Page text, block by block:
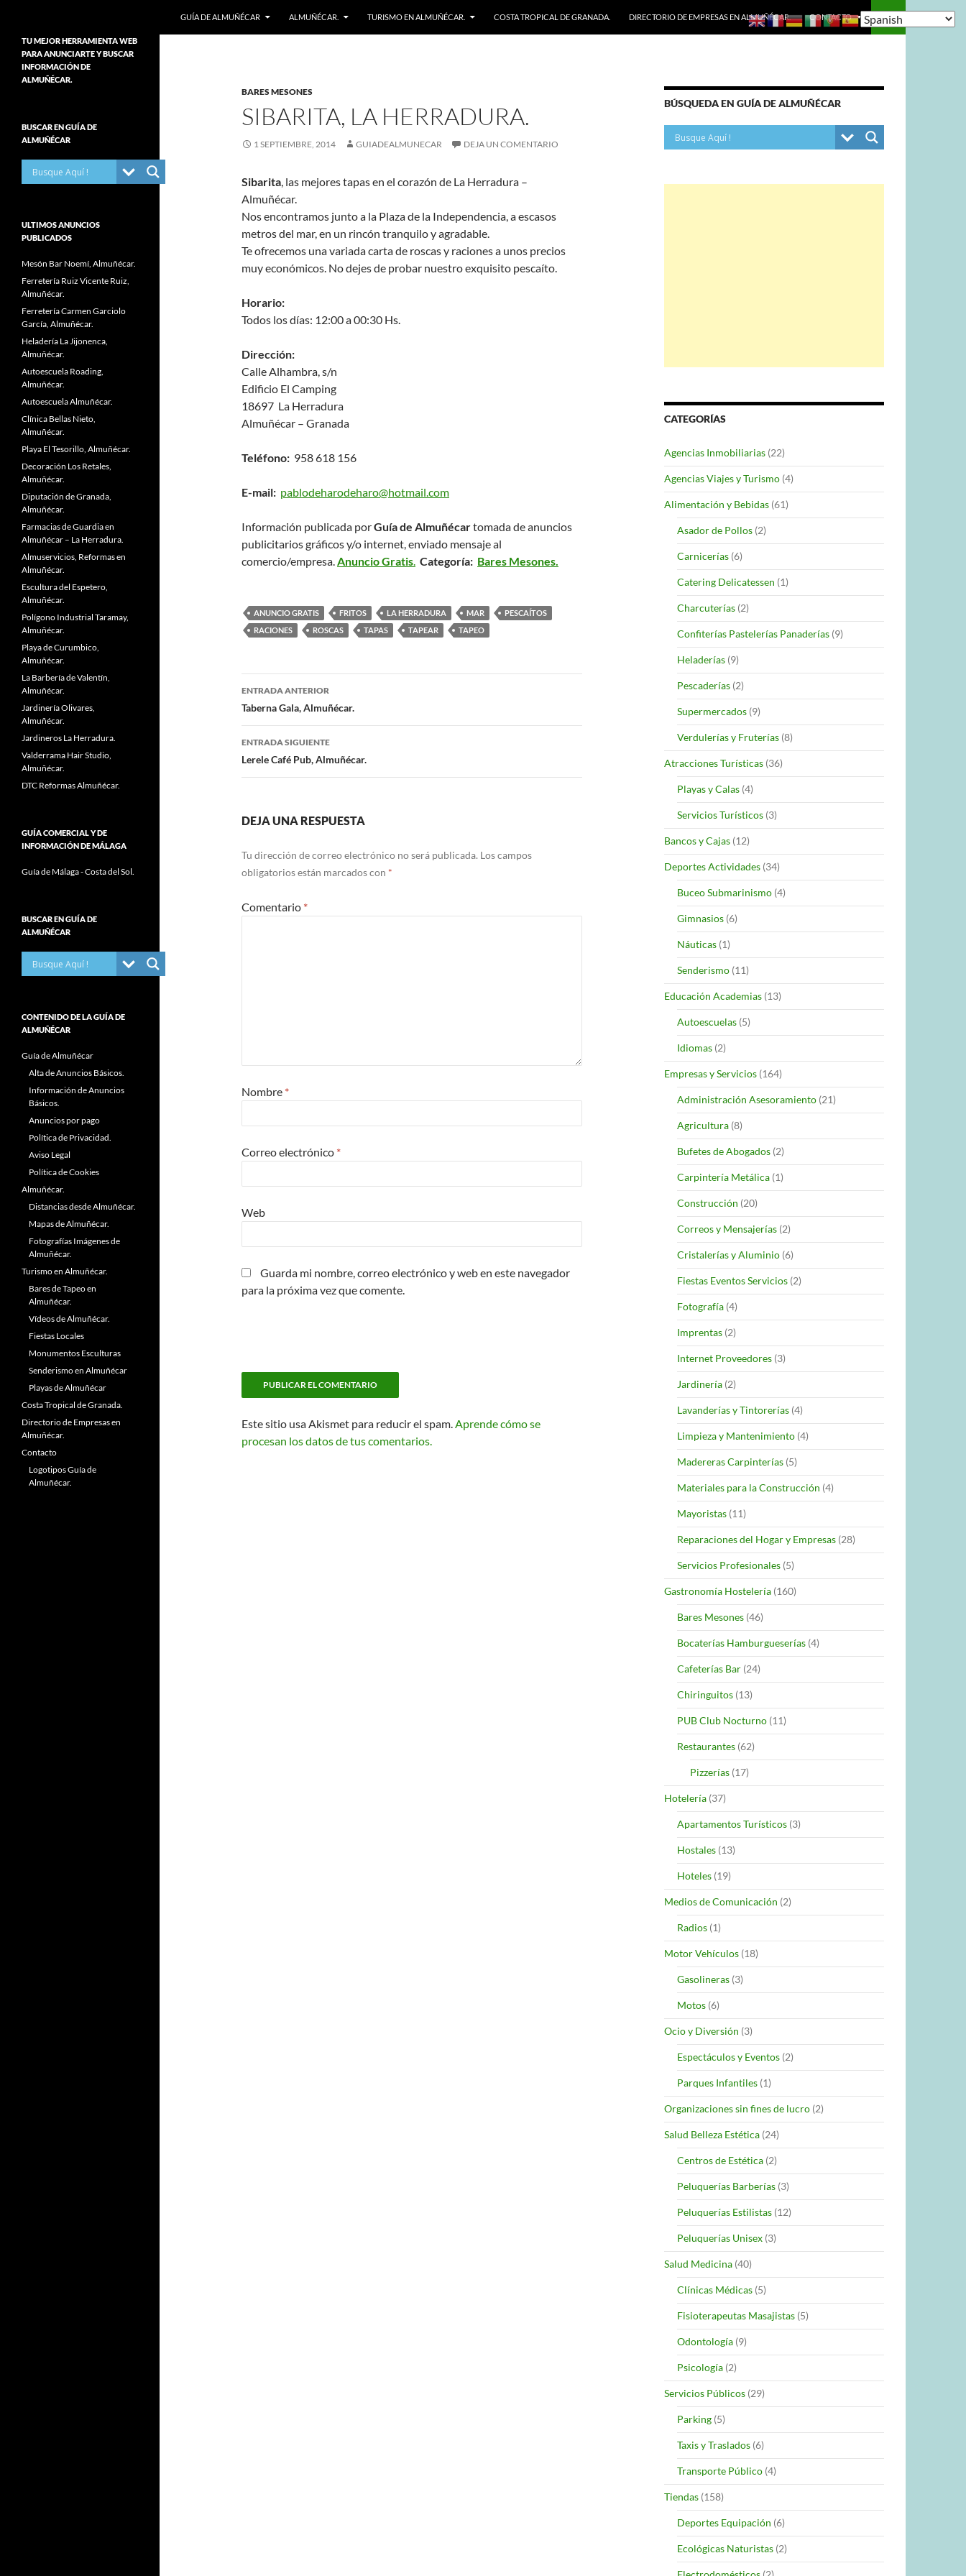
Saltar
contenido
GUÍA DE ALMUÑÉCAR ALMUÑÉCAR. TURISMO EN ALMUÑÉCAR. COSTA TROPICAL DE GRANADA. DIRECTORIO DE EMPRESAS EN ALMUÑÉCAR. CONTACTO
BARES MESONES
SIBARITA, LA HERRADURA.
1 SEPTIEMBRE, 2014 GUIADEALMUNECAR DEJA UN COMENTARIO
Sibarita, las mejores tapas en el corazón de La Herradura –
Almuñécar.
Nos encontramos junto a la Plaza de la Independencia, a escasos
metros del mar, en un rincón tranquilo y agradable.
Te ofrecemos una variada carta de roscas y raciones a unos precios
muy económicos. No dejes de probar nuestro exquisito pescaíto.
Horario:
Todos los días: 12:00 a 00:30 Hs.
Dirección:
Calle Alhambra, s/n
Edificio El Camping
18697 La Herradura
Almuñécar – Granada
Teléfono: 958 618 156
E-mail: pablodeharodeharo@hotmail.com
Información publicada porGuía de Almuñécartomada de anuncios
publicitarios gráficos y/o internet, enviado mensaje al
comercio/empresa.Anuncio Gratis. Categoría: Bares Mesones.
ANUNCIO GRATIS FRITOS LA HERRADURA MAR
PESCAÍTOS
RACIONES
ROSCAS TAPAS TAPEAR TAPEO
Navegación
de
entradas
ENTRADA ANTERIOR
Taberna Gala, Almuñécar.
ENTRADA SIGUIENTE
Lerele Café Pub, Almuñécar.
DEJA UNA RESPUESTA
Tu dirección de correo electrónico no será publicada. Los campos
obligatorios están marcados con *
Comentario *
Nombre *
Correo electrónico *
Web
Guarda mi nombre, correo electrónico y web en este navegador
para la próxima vez que comente.
Este sitio usa Akismet para reducir el spam.Aprende cómo se
procesan los datos de tus comentarios.
BÚSQUEDA EN GUÍA DE ALMUÑÉCAR
CATEGORÍAS
Agencias Inmobiliarias (22)
Agencias Viajes y Turismo (4)
Alimentación y Bebidas (61)
Asador de Pollos (2)
Carnicerías (6)
Catering Delicatessen (1)
Charcuterías (2)
Confiterías Pastelerías Panaderías (9)
Heladerías (9)
Pescaderías (2)
Supermercados (9)
Verdulerías y Fruterías (8)
Atracciones Turísticas (36)
Playas y Calas (4)
Servicios Turísticos (3)
Bancos y Cajas (12)
Deportes Actividades (34)
Buceo Submarinismo (4)
Gimnasios (6)
Náuticas (1)
Senderismo (11)
Educación Academias (13)
Autoescuelas (5)
Idiomas (2)
Empresas y Servicios (164)
Administración Asesoramiento (21)
Agricultura (8)
Bufetes de Abogados (2)
Carpintería Metálica (1)
Construcción (20)
Correos y Mensajerías (2)
Cristalerías y Aluminio (6)
Fiestas Eventos Servicios (2)
Fotografía (4)
Imprentas (2)
Internet Proveedores (3)
Jardinería (2)
Lavanderías y Tintorerías (4)
Limpieza y Mantenimiento (4)
Madereras Carpinterías (5)
Materiales para la Construcción (4)
Mayoristas (11)
Reparaciones del Hogar y Empresas (28)
Servicios Profesionales (5)
Gastronomía Hostelería (160)
Bares Mesones (46)
Bocaterías Hamburgueserías (4)
Cafeterías Bar (24)
Chiringuitos (13)
PUB Club Nocturno (11)
Restaurantes (62)
Pizzerías (17)
Hotelería (37)
Apartamentos Turísticos (3)
Hostales (13)
Hoteles (19)
Medios de Comunicación (2)
Radios (1)
Motor Vehículos (18)
Gasolineras (3)
Motos (6)
Ocio y Diversión (3)
Espectáculos y Eventos (2)
Parques Infantiles (1)
Organizaciones sin fines de lucro (2)
Salud Belleza Estética (24)
Centros de Estética (2)
Peluquerías Barberías (3)
Peluquerías Estilistas (12)
Peluquerías Unisex (3)
Salud Medicina (40)
Clínicas Médicas (5)
Fisioterapeutas Masajistas (5)
Odontología (9)
Psicología (2)
Servicios Públicos (29)
Parking (5)
Taxis y Traslados (6)
Transporte Público (4)
Tiendas (158)
Deportes Equipación (6)
Ecológicas Naturistas (2)
Guía de Almuñécar Costa Tropical de
Granada. Directorio de Empresas,
Autónomos, Servicios Públicos y
Privados, Organizaciones sin fines
Turistas. Ruta del Tapeo, mejores
Bares de tapas en Almuñécar-La
Herradura.
TU MEJOR HERRAMIENTA WEB
PARA ANUNCIARTE Y BUSCAR
INFORMACIÓN DE
ALMUÑÉCAR.
BUSCAR EN GUÍA DE
ALMUÑÉCAR
ULTIMOS ANUNCIOS
PUBLICADOS
Mesón Bar Noemí, Almuñécar.
Ferretería Ruiz Vicente Ruiz,
Almuñécar.
Ferretería Carmen Garciolo
García, Almuñécar.
Heladería La Jijonenca,
Almuñécar.
Autoescuela Roading,
Almuñécar.
Autoescuela Almuñécar.
Clínica Bellas Nieto,
Almuñécar.
Playa El Tesorillo, Almuñécar.
Decoración Los Retales,
Almuñécar.
Diputación de Granada,
Almuñécar.
Farmacias de Guardia en
Almuñécar – La Herradura.
Almuservicios, Reformas en
Almuñécar.
Escultura del Espetero,
Almuñécar.
Polígono Industrial Taramay,
Almuñécar.
Playa de Curumbico,
Almuñécar.
La Barbería de Valentín,
Almuñécar.
Jardinería Olivares,
Almuñécar.
Jardineros La Herradura.
Valderrama Hair Studio,
Almuñécar.
DTC Reformas Almuñécar.
GUÍA COMERCIAL Y DE
INFORMACIÓN DE MÁLAGA
Guía de Málaga - Costa del Sol.
BUSCAR EN GUÍA DE
ALMUÑÉCAR
CONTENIDO DE LA GUÍA DE
ALMUÑÉCAR
Guía de Almuñécar
Alta de Anuncios Básicos.
Información de Anuncios
Básicos.
Anuncios por pago
Política de Privacidad.
Aviso Legal
Política de Cookies
Almuñécar.
Distancias desde Almuñécar.
Mapas de Almuñécar.
Fotografías Imágenes de
Almuñécar.
Turismo en Almuñécar.
Bares de Tapeo en
Almuñécar.
Vídeos de Almuñécar.
Fiestas Locales
Monumentos Esculturas
Senderismo en Almuñécar
Playas de Almuñécar
Costa Tropical de Granada.
Directorio de Empresas en
Almuñécar.
Contacto
Logotipos Guía de
Almuñécar.